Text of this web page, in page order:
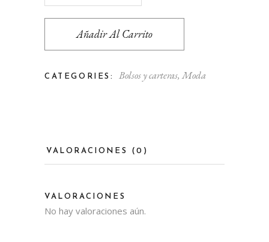
Añadir Al Carrito
CATEGORIES: Bolsos y carteras,Moda
VALORACIONES (0)
VALORACIONES
No hay valoraciones aún.